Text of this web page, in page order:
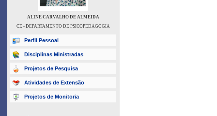
ALINE CARVALHO DE ALMEIDA
CE - DEPARTAMENTO DE PSICOPEDAGOGIA
Perfil Pessoal
Disciplinas Ministradas
Projetos de Pesquisa
Atividades de Extensão
Projetos de Monitoria